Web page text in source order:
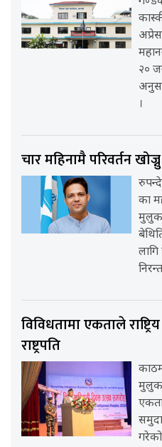
२०
।
चार महिनामै परिवर्तन
का
विविधतामा एकताले
राष्ट्रपति